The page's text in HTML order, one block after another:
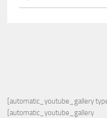
[automatic_youtube_gallery
[automatic_youtube_gallery